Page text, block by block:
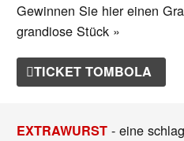
Gewinnen Sie hier einen
grandiose Stück »
TICKET TOMBOLA
EXTRAWURST - eine